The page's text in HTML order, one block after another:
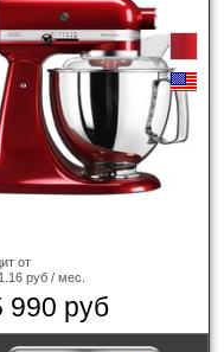
от
руб / мес.
990 руб